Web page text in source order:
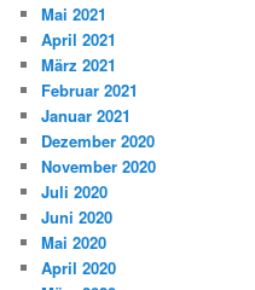
Mai 2021
April 2021
März 2021
Februar 2021
Januar 2021
Dezember 2020
November 2020
Juli 2020
Juni 2020
Mai 2020
April 2020